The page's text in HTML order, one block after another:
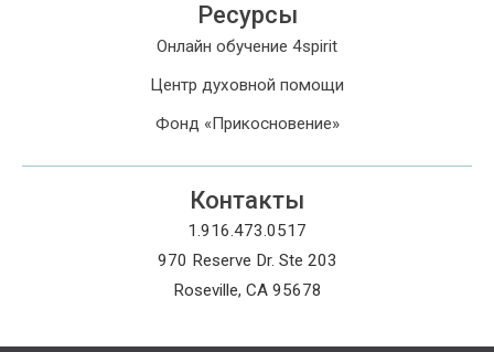
Ресурсы
Онлайн обучение 4spirit
Центр духовной помощи
Фонд «Прикосновение»
Контакты
1.916.473.0517
970 Reserve Dr. Ste 203
Roseville, CA 95678